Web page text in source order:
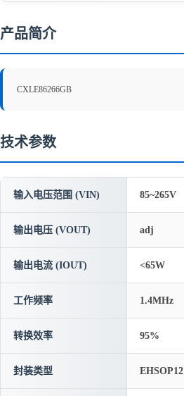
产品简介
CXLE86266GB
技术参数
输入电压范围 (VIN) 85~265V
输出电压 (VOUT) adj
输出电流 (IOUT) <65W
工作频率 1.4MHz
转换效率 95%
封装类型 EHSOP12